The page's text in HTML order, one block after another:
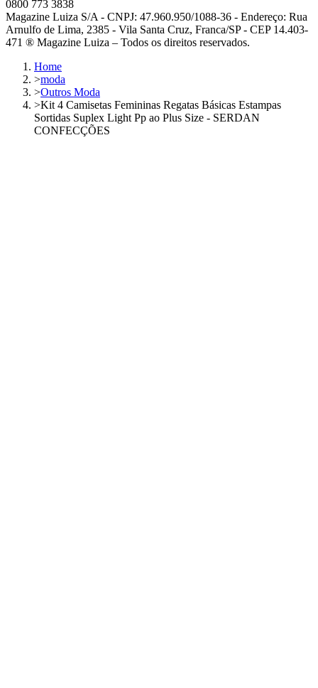
0800 773 3838
Magazine Luiza S/A - CNPJ: 47.960.950/1088-36 - Endereço: Rua
Arnulfo de Lima, 2385 - Vila Santa Cruz, Franca/SP - CEP 14.403-
471 ® Magazine Luiza – Todos os direitos reservados.
Home
>moda
>Outros Moda
>Kit 4 Camisetas Femininas Regatas Básicas Estampas
Sortidas Suplex Light Pp ao Plus Size - SERDAN
CONFECÇÕES